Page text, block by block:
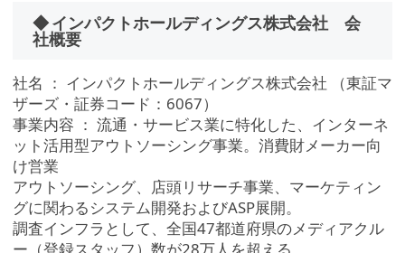
◆ インパクトホールディングス株式会社 会
社概要
社名 ： インパクトホールディングス株式会社 （東証マ
ザーズ・証券コード：6067）
事業内容 ： 流通・サービス業に特化した、インターネ
ット活用型アウトソーシング事業。消費財メーカー向
け営業
アウトソーシング、店頭リサーチ事業、マーケティン
グに関わるシステム開発およびASP展開。
調査インフラとして、全国47都道府県のメディアクル